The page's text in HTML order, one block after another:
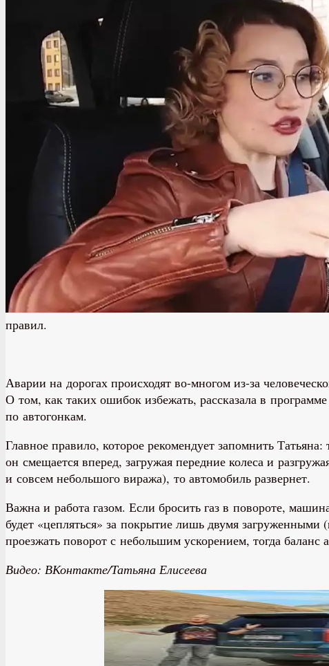
правил.
Аварии на дорогах происходят во-многом из-за
О том, как таких ошибок избежать, рассказала в
по автогонкам.
Главное правило, которое рекомендует запомнить
он смещается вперед, загружая передние колеса и
и совсем небольшого виража), то автомобиль развернет.
Важна и работа газом. Если бросить газ в повороте,
будет «цепляться» за покрытие лишь двумя
проезжать поворот с небольшим ускорением, тогда баланс
Видео: ВКонтакте/Татьяна Елисеева